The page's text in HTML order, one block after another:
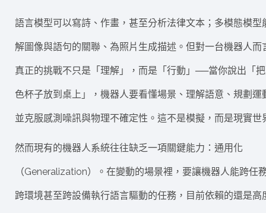
語言模型可以寫詩、作畫，甚至分析法律文本；多模態模型
解圖像與語句的關聯、為照片生成描述。但對一台機器人而
真正的挑戰不只是「理解」，而是「行動」──當你說出「
色杯子放到桌上」，機器人要看懂場景、理解語意、規劃運
並克服感測噪訊與物理不確定性。這不是模擬，而是現實世
然而現有的機器人系統往往缺乏一項關鍵能力：通用化
（Generalization）。在變動的場景裡，要讓機器人能跨任
跨環境甚至跨設備執行語言驅動的任務，目前依賴的還是高